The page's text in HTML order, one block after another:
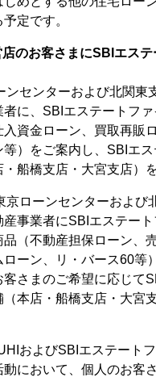
定です。
のお客さまにSBIエス
ンセンターおよび北関東
者に、SBIエステートフ
資金ローン、買取再販
）をご案内し、SBIエ
船橋支店・大宮支店）
京ローンセンターおよび
産事業者にSBIエステー
（不動産担保ローン、
ローン、リ・バース60等
さまのご希望に応じて
（本店・船橋支店・大宮
およびSBIエステート
において、個人のお客